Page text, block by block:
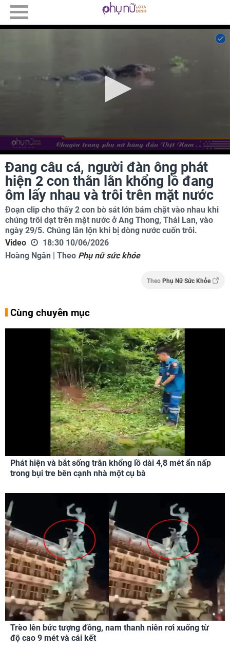
Đang câu cá, người đàn ông phát
hiện 2 con thằn lằn khổng lồ đang
ôm lấy nhau và trôi trên mặt nước
Đoạn clip cho thấy 2 con bò sát lớn bám chặt vào nhau khi
chúng trôi dạt trên mặt nước ở Ang Thong, Thái Lan, vào
ngày 29/5. Chúng lăn lộn khi bị dòng nước cuốn trôi.
Video
18:30 10/06/2026
Hoàng Ngân | Theo Phụ nữ sức khỏe
Theo Phụ Nữ Sức Khỏe
Cùng chuyên mục
Phát hiện và bắt sống trăn khổng lồ dài 4,8 mét ẩn nấp
trong bụi tre bên cạnh nhà một cụ bà
Trèo lên bức tượng đồng, nam thanh niên rơi xuống từ
độ cao 9 mét và cái kết